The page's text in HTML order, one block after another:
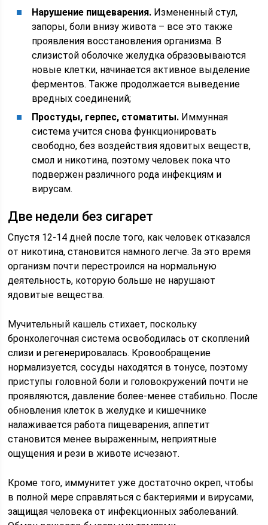
Нарушение пищеварения. Измененный стул,
запоры, боли внизу живота – все это также
проявления восстановления организма. В
слизистой оболочке желудка образовываются
новые клетки, начинается активное выделение
ферментов. Также продолжается выведение
вредных соединений;
Простуды, герпес, стоматиты. Иммунная
система учится снова функционировать
свободно, без воздействия ядовитых веществ,
смол и никотина, поэтому человек пока что
подвержен различного рода инфекциям и
вирусам.
Две недели без сигарет
Спустя 12-14 дней после того, как человек отказался
от никотина, становится намного легче. За это время
организм почти перестроился на нормальную
деятельность, которую больше не нарушают
ядовитые вещества.
Мучительный кашель стихает, поскольку
бронхолегочная система освободилась от скоплений
слизи и регенерировалась. Кровообращение
нормализуется, сосуды находятся в тонусе, поэтому
приступы головной боли и головокружений почти не
проявляются, давление более-менее стабильно. После
обновления клеток в желудке и кишечнике
налаживается работа пищеварения, аппетит
становится менее выраженным, неприятные
ощущения и рези в животе исчезают.
Кроме того, иммунитет уже достаточно окреп, чтобы
в полной мере справляться с бактериями и вирусами,
защищая человека от инфекционных заболеваний.